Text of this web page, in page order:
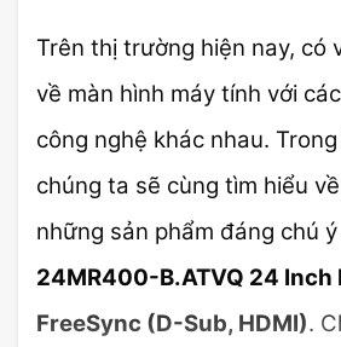
Trên thị trường hiện nay, có
về màn hình máy tính với
công nghệ khác nhau.
chúng ta sẽ cùng tìm hiểu
những sản phẩm đáng chú ý
24MR400-B.ATVQ 24 Inch
FreeSync (D-Sub, HDMI).